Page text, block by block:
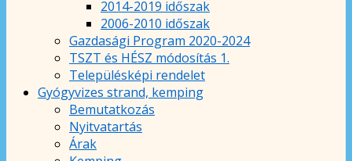
2014-2019 időszak
2006-2010 időszak
Gazdasági Program 2020-2024
TSZT és HÉSZ módosítás 1.
Településképi rendelet
Gyógyvizes strand, kemping
Bemutatkozás
Nyitvatartás
Árak